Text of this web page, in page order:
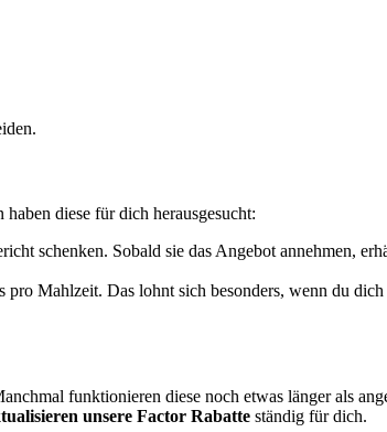
diese für dich herausgesucht:
schenken. Sobald sie das Angebot annehmen,
Mahlzeit. Das lohnt sich besonders, wenn du
funktionieren diese noch etwas länger als
unsere Factor Rabatte ständig für dich.